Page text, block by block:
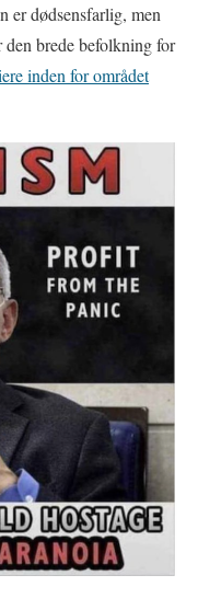
er dødsensfarlig, men
den brede befolkning for
inden for området